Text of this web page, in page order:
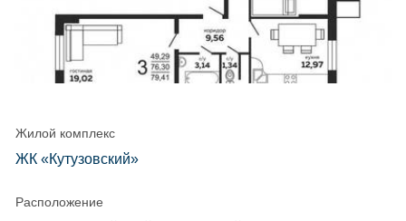
Жилой комплекс
ЖК «Кутузовский»
Расположение